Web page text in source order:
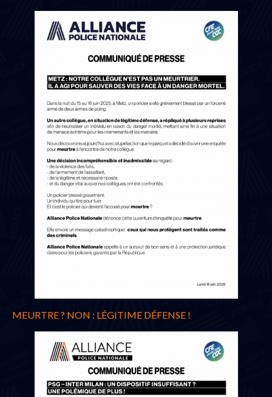
MEURTRE ? NON : LÉGITIME DÉFENSE !